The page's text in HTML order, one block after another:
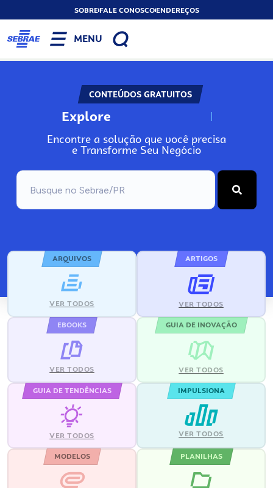
SOBREFALE CONOSCOENDEREÇOS
MENU
CONTEÚDOS GRATUITOS
Explore N
Encontre a solução que você precisa
e Transforme Seu Negócio
ARQUIVOS
VER TODOS
ARTIGOS
VER TODOS
EBOOKS
VER TODOS
GUIA DE INOVAÇÃO
VER TODOS
GUIA DE TENDÊNCIAS
VER TODOS
IMPULSIONA
VER TODOS
MODELOS PLANILHAS